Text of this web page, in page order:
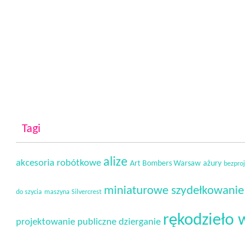
Tagi
akcesoria robótkowe alize Art Bombers Warsaw ażury
do szycia maszyna Silvercrest miniaturowe szydełkowanie
projektowanie publiczne dzierganie rękodzieło